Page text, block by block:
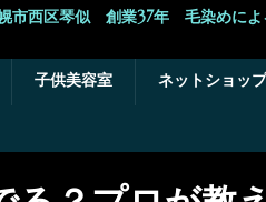
西区琴似 創業37年 毛染めによ
子供美容室 ネットショップ